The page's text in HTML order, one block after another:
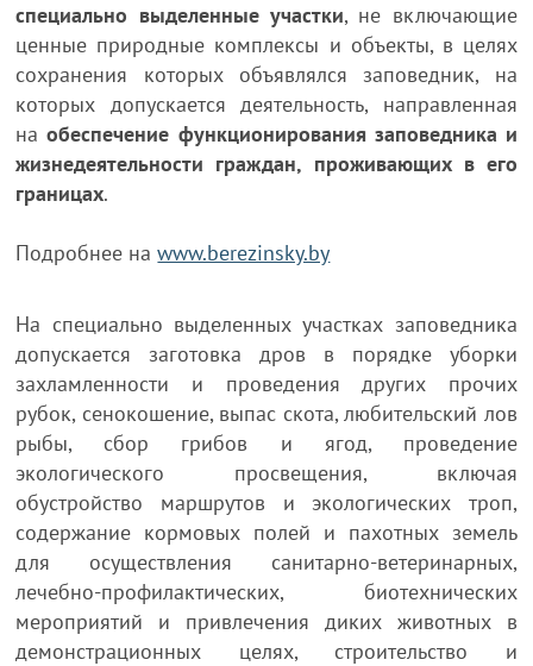
специально выделенные участки, не включающие
ценные природные комплексы и объекты, в целях
сохранения которых объявлялся заповедник, на
которых допускается деятельность, направленная
наобеспечение функционирования заповедника и
жизнедеятельности граждан, проживающих в его
границах.
Подробнее наwww.berezinsky.by
На специально выделенных участках заповедника
допускается заготовка дров в порядке уборки
захламленности и проведения других прочих
рубок, сенокошение, выпас скота, любительский лов
рыбы, сбор грибов и ягод, проведение
экологического просвещения, включая
обустройство маршрутов и экологических троп,
содержание кормовых полей и пахотных земель
для осуществления санитарно-ветеринарных,
лечебно-профилактических, биотехнических
мероприятий и привлечения диких животных в
демонстрационных целях, строительство и